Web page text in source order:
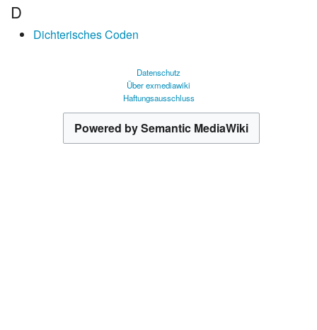
D
Dichterisches Coden
Datenschutz
Über exmediawiki
Haftungsausschluss
Powered by Semantic MediaWiki